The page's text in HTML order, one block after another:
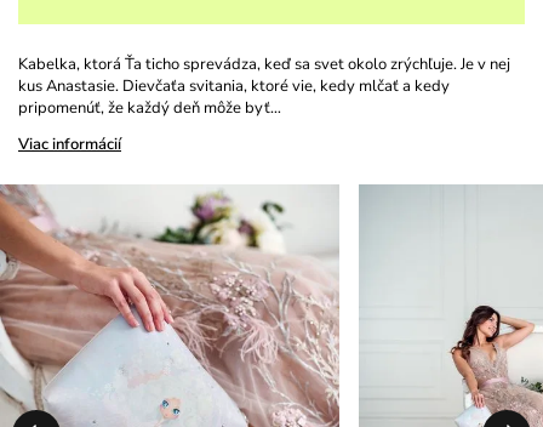
Kabelka, ktorá Ťa ticho sprevádza, keď sa svet okolo zrýchľuje. Je v nej
kus Anastasie. Dievčaťa svitania, ktoré vie, kedy mlčať a kedy
pripomenúť, že každý deň môže byť…
Viac informácií